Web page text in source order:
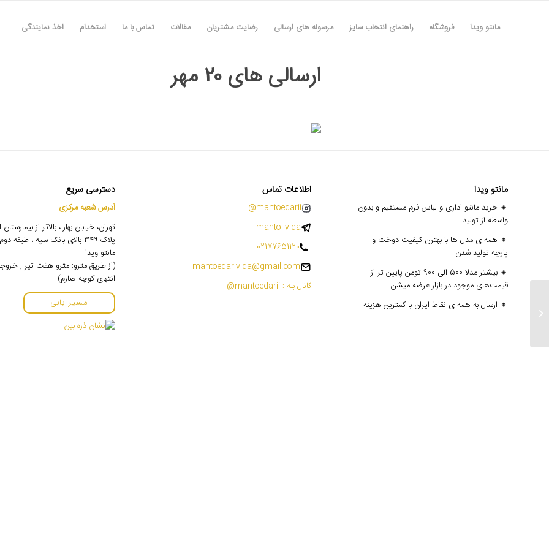
مانتو ویدا فروشگاه راهنمای انتخاب سایز مرسوله های ارسالی رضایت مشتریان مقالات تماس با ما استخدام اخذ نمایندگی
ارسالی های ۲۰ مهر
مانتو ویدا
🔸 خرید مانتو اداری و لباس فرم مستقیم و بدون
واسطه از تولید
🔸 همه ی مدل ها با بهترن کیفیت دوخت و
پارچه تولید شدن
🔸 بیشتر مدلا 500 الی 900 تومن پایین تر از
قیمت‌های موجود در بازار عرضه میشن
🔸 ارسال به همه ی نقاط ایران با کمترین هزینه
اطلاعات تماس
mantoedarii@
manto_vida
02177651120
mantoedarivida@gmail.com
کانال بله : mantoedarii@
دسترسی سریع
آدرس شعبه مرکزی
تهران، خیابان بهار ، بالاتر از
پلاک ۳۴۹ بالای بانک سپه ،
مانتو ویدا
(از طریق مترو: مترو هفت تیر ,
انتهای کوچه صارم)
مسیر یابی